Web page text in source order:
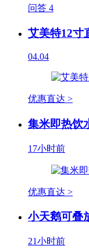
问答 4
艾美特12寸
04.04
优惠直达 >
集米即热饮
17小时前
优惠直达 >
小天鹅可叠
21小时前